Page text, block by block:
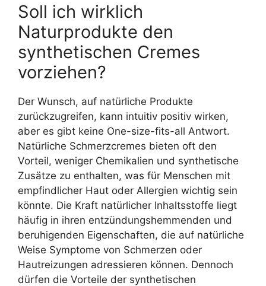
Soll ich wirklich
Naturprodukte den
synthetischen Cremes
vorziehen?
Der Wunsch, auf natürliche Produkte
zurückzugreifen, kann intuitiv positiv wirken,
aber es gibt keine One-size-fits-all Antwort.
Natürliche Schmerzcremes bieten oft den
Vorteil, weniger Chemikalien und synthetische
Zusätze zu enthalten, was für Menschen mit
empfindlicher Haut oder Allergien wichtig sein
könnte. Die Kraft natürlicher Inhaltsstoffe liegt
häufig in ihren entzündungshemmenden und
beruhigenden Eigenschaften, die auf natürliche
Weise Symptome von Schmerzen oder
Hautreizungen adressieren können. Dennoch
dürfen die Vorteile der synthetischen